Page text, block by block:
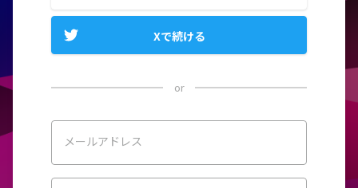
Xで続ける
or
メールアドレス